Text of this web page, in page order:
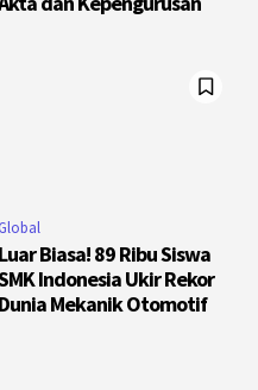
Global
Luar Biasa! 89 Ribu Siswa
Indonesia Ukir Rekor
Dunia Mekanik Otomotif